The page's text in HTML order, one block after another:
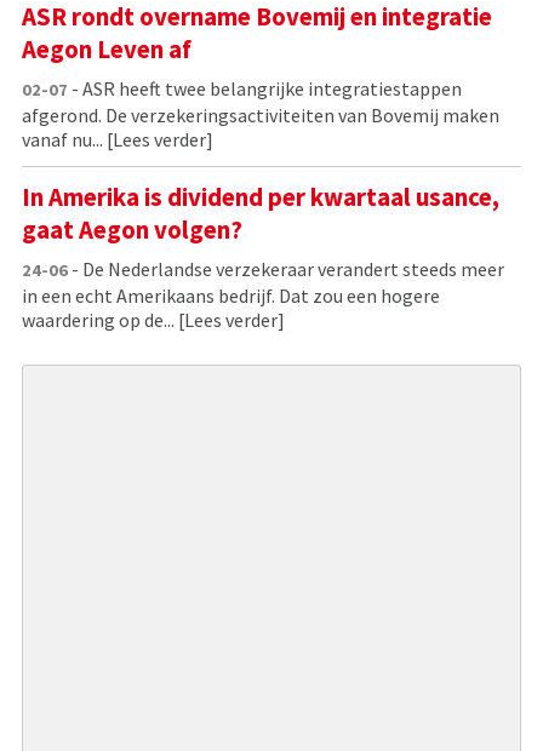
ASR rondt overname Bovemij en integratie
Aegon Leven af
02-07 - ASR heeft twee belangrijke integratiestappen
afgerond. De verzekeringsactiviteiten van Bovemij maken
vanaf nu... [Lees verder]
In Amerika is dividend per kwartaal usance,
gaat Aegon volgen?
24-06- De Nederlandse verzekeraar verandert steeds meer
in een echt Amerikaans bedrijf. Dat zou een hogere
waardering op de... [Lees verder]